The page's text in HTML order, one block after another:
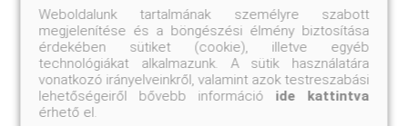
Weboldalunk tartalmának személyre szabott
megjelenítése és a böngészési élmény biztosítása
érdekében sütiket (cookie), illetve egyéb
technológiákat alkalmazunk. A sütik használatára
vonatkozó irányelveinkről, valamint azok testreszabási
lehetőségeiről bővebb információ ide kattintva
érhető el.